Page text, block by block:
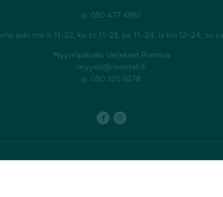
p. 050 477 4861
auki ma-ti 11-22, ke-to 11-23, pe 11–24, la klo 12–24, su
Myyntipalvelu Veljekset Ponteva
myynti@ravinteli.fi
p. 050 325 6678